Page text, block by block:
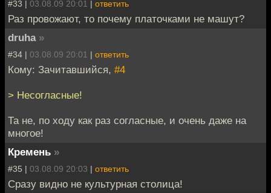
#33 | 03.08.09 20:01 | ответить
Раз провожают, то почему платочками не машут?
druha »
#34 | 03.08.09 20:01 | ответить
Кому: Зачитавшийся, #4
> Несогласные!
Та не, по ходу как раз согласные, и очень даже на
многое!
Кремень »
#35 | 03.08.09 20:03 | ответить
Сразу видно не культурная столица!